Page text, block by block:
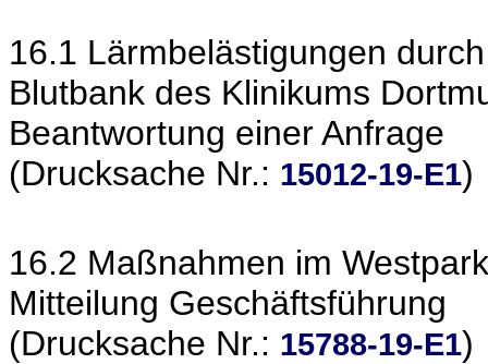
16.1 Lärmbelästigungen
Blutbank des Klinikums
Beantwortung einer Anfrage
(Drucksache Nr.: 15012-19-E1)
16.2 Maßnahmen im Westpark
Mitteilung Geschäftsführung
(Drucksache Nr.: 15788-19-E1)